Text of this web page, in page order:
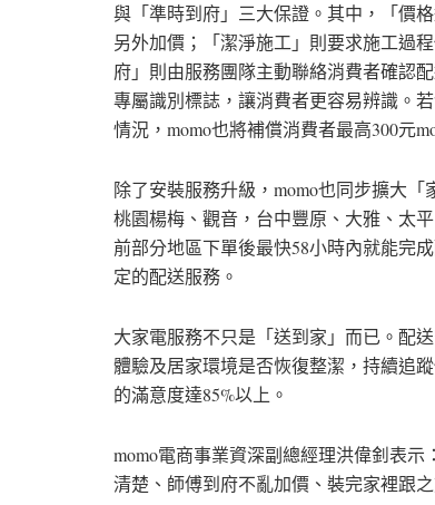
與「準時到府」三大保證。其中，「價
另外加價；「潔淨施工」則要求施工過
府」則由服務團隊主動聯絡消費者確認
專屬識別標誌，讓消費者更容易辨識。
情況，momo也將補償消費者最高300元
除了安裝服務升級，momo也同步擴大
桃園楊梅、觀音，台中豐原、大雅、太
前部分地區下單後最快58小時內就能完
定的配送服務。
大家電服務不只是「送到家」而已。配
體驗及居家環境是否恢復整潔，持續追
的滿意度達85%以上。
momo電商事業資深副總經理洪偉釗表
清楚、師傅到府不亂加價、裝完家裡跟之